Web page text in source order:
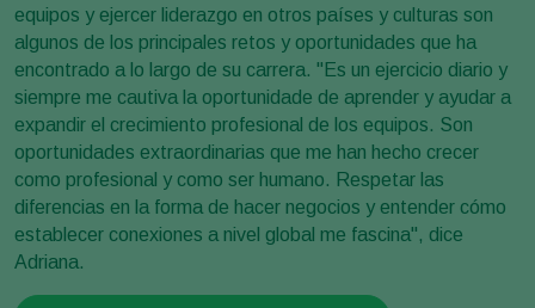
equipos y ejercer liderazgo en otros países y culturas son
algunos de los principales retos y oportunidades que ha
encontrado a lo largo de su carrera. "Es un ejercicio diario y
siempre me cautiva la oportunidade de aprender y ayudar a
expandir el crecimiento profesional de los equipos. Son
oportunidades extraordinarias que me han hecho crecer
como profesional y como ser humano. Respetar las
diferencias en la forma de hacer negocios y entender cómo
establecer conexiones a nivel global me fascina", dice
Adriana.